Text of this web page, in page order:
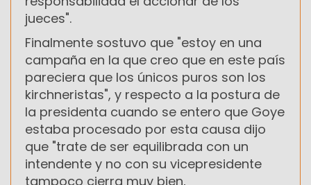
jueces".
Finalmente sostuvo que "estoy en una
campaña en la que creo que en este país
pareciera que los únicos puros son los
kirchneristas", y respecto a la postura de
la presidenta cuando se entero que Goye
estaba procesado por esta causa dijo
que "trate de ser equilibrada con un
intendente y no con su vicepresidente
tampoco cierra muy bien,